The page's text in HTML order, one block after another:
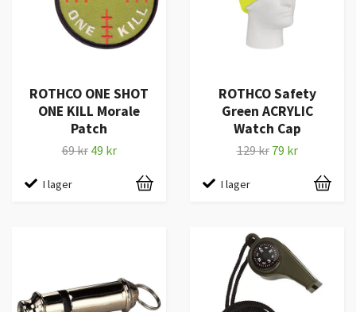
ROTHCO ONE SHOT
ONE KILL Morale
Patch
69 kr 49 kr
I lager
ROTHCO Safety
Green ACRYLIC
Watch Cap
129 kr 79 kr
I lager